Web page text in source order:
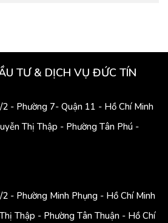
TƯ & DỊCH VỤ ĐỨC TÍN
- Phường 7- Quận 11 - Hồ Chí Minh
Thị Thập - Phường Tân Phú -
- Phường Minh Phụng - Hồ Chí Minh
Thập - Phường Tân Thuận - Hồ Chí